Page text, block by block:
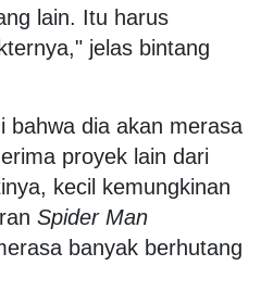
lain. Itu harus
jelas bintang
bahwa dia akan merasa
proyek lain dari
kecil kemungkinan
Spider Man
banyak berhutang